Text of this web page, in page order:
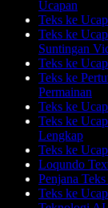
Ucapan
Teks ke
Teks ke
Suntingan
Teks ke
Teks ke
Permainan
Teks ke
Teks ke
Lengkap
Teks ke
Loqundo
Penjana
Teks ke